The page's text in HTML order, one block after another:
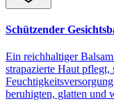
Schützender
Ein reichhaltiger
strapazierte Haut
beruhigten, glatten und